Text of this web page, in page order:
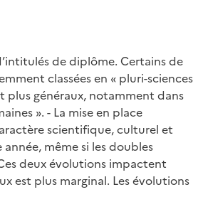
de diplôme. Certains de
classées en « pluri-sciences
plus généraux, notamment dans
». - La mise en place
scientifique, culturel et
même si les doubles
deux évolutions impactent
est plus marginal. Les évolutions